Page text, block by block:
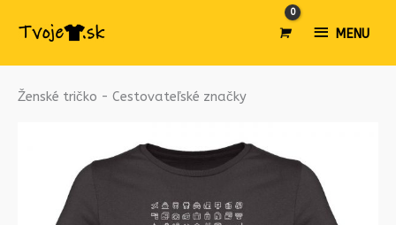
MENU
MENU
Ženské tričko - Cestovateľské značky
množstvo
Cestovateľské
značky